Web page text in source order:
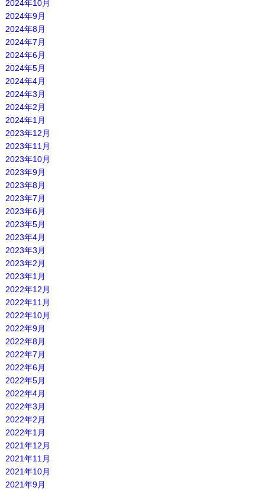
2024年10月
2024年9月
2024年8月
2024年7月
2024年6月
2024年5月
2024年4月
2024年3月
2024年2月
2024年1月
2023年12月
2023年11月
2023年10月
2023年9月
2023年8月
2023年7月
2023年6月
2023年5月
2023年4月
2023年3月
2023年2月
2023年1月
2022年12月
2022年11月
2022年10月
2022年9月
2022年8月
2022年7月
2022年6月
2022年5月
2022年4月
2022年3月
2022年2月
2022年1月
2021年12月
2021年11月
2021年10月
2021年9月